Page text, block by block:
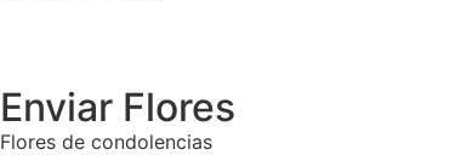
Enviar Flores
Flores de condolencias